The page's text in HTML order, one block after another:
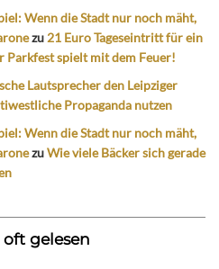
Wenn die Stadt nur noch mäht,
zu 21 Euro Tageseintritt für ein
Parkfest spielt mit dem Feuer!
Lautsprecher den Leipziger
Propaganda nutzen
Wenn die Stadt nur noch mäht,
zuWie viele Bäcker sich gerade
gelesen